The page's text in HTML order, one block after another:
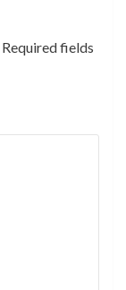
Required fields